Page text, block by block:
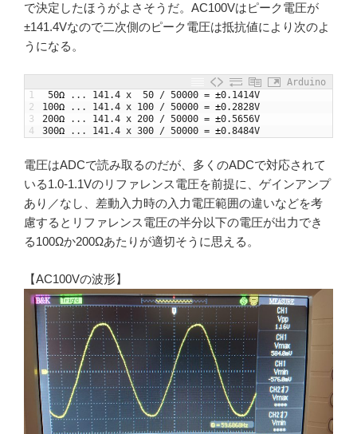
で決定したほうがよさそうだ。AC100Vはピーク電圧が
±141.4Vなので二次側のピーク電圧は抵抗値により次のよ
うになる。
Arduino
1
2
3
4
50Ω . . . 141.4 x 50 / 50000 = ±0.1414V
100Ω . . . 141.4 x 100 / 50000 = ±0.2828V
200Ω . . . 141.4 x 200 / 50000 = ±0.5656V
300Ω . . . 141.4 x 300 / 50000 = ±0.8484V
電圧はADCで読み取るのだが、多くのADCで対応されて
いる1.0-1.1Vのリファレンス電圧を前提に、ゲインアンプ
あり／なし、差動入力時の入力電圧範囲の違いなどを考
慮するとリファレンス電圧の半分以下の電圧が出力でき
る100Ωか200Ωあたりが適切そうに思える。
【AC100Vの波形】